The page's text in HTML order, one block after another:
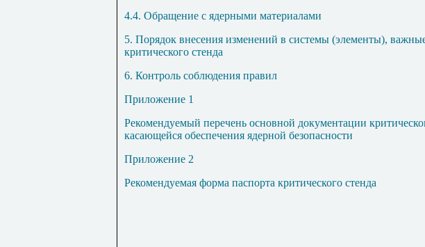
4.4. Обращение с ядерными материалами
5. Порядок внесения изменений в системы (элементы),
критического стенда
6. Контроль соблюдения правил
Приложение 1
Рекомендуемый перечень основной документации
касающейся обеспечения ядерной безопасности
Приложение 2
Рекомендуемая форма паспорта критического стенда